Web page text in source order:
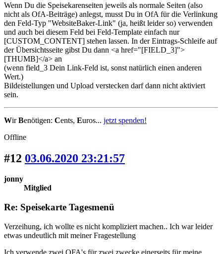
Wenn Du die Speisekarenseiten jeweils als normale Seiten (also
nicht als OfA-Beiträge) anlegst, musst Du in OfA für die Verlinkung
den Feld-Typ "WebsiteBaker-Link" (ja, heißt leider so) verwenden
und auch bei diesem Feld bei Feld-Template einfach nur
[CUSTOM_CONTENT] stehen lassen. In der Eintrags-Schleife auf
der Übersichtsseite gibst Du dann <a href="[FIELD_3]">
[THUMB]</a> an
(wenn field_3 Dein Link-Feld ist, sonst natürlich einen anderen
Wert.)
Bildeistellungen und Upload verstecken darf dann nicht aktiviert
sein.
WirBenötigen: Cents, Euros... jetzt spenden!
Offline
#12 03.06.2020 23:21:57
jonny
Mitglied
Re: Speisekarte Tagesmenü
Verzeihung, ich wollte es nicht kompliziert machen.. Ich war leider
etwas undeutlich mit meiner Fragestellung
Ich verwende zwei OFA's für zwei zwecke einerseits für meine